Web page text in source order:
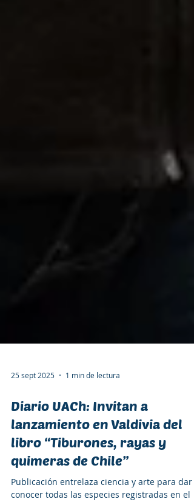
25 sept 2025 1 min de lectura
Diario UACh: Invitan a
lanzamiento en Valdivia del
libro “Tiburones, rayas y
quimeras de Chile”